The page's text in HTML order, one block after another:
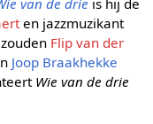
van de drie is hij de
en jazzmuzikant
Flip van der
Joop Braakhekke
Wie van de drie